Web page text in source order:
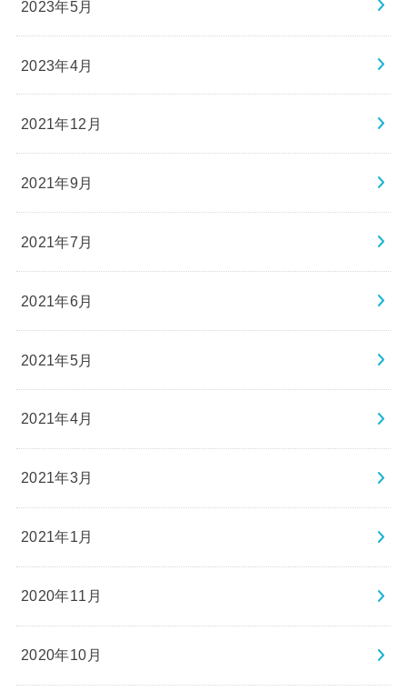
2023年5月
2023年4月
2021年12月
2021年9月
2021年7月
2021年6月
2021年5月
2021年4月
2021年3月
2021年1月
2020年11月
2020年10月